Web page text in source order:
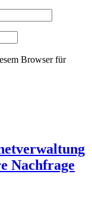
Browser für
Nachfrage